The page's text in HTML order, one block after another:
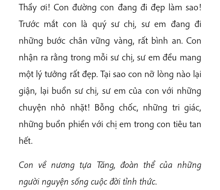
Thầy ơi! Con đường con đang đi đẹp làm sao!
Trước mắt con là quý sư chị, sư em đang đi
những bước chân vững vàng, rất bình an. Con
nhận ra rằng trong mỗi sư chị, sư em đều mang
một lý tưởng rất đẹp. Tại sao con nỡ lòng nào lại
giận, lại buồn sư chị, sư em của con với những
chuyện nhỏ nhặt! Bỗng chốc, những tri giác,
những buồn phiền với chị em trong con tiêu tan
hết.
Con về nương tựa Tăng, đoàn thể của những
người nguyện sống cuộc đời tỉnh thức.